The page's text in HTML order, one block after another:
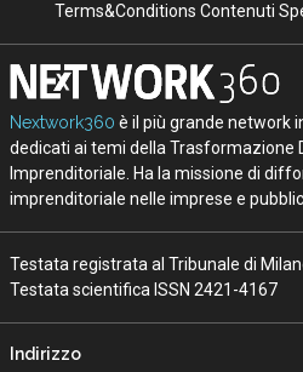
Terms&Conditions Contenuti
Nextwork360 è il più grande network
dedicati ai temi della Trasformazione
Imprenditoriale. Ha la missione di
imprenditoriale nelle imprese e
Testata registrata al Tribunale di
Testata scientifica ISSN 2421-4167
Indirizzo